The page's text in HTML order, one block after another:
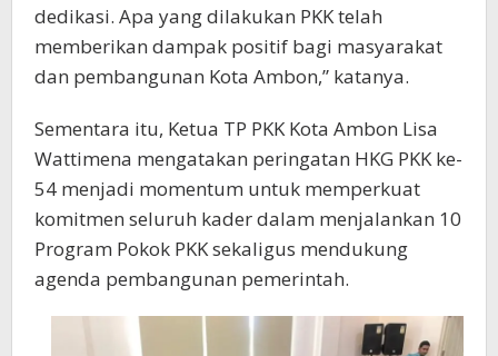
dedikasi. Apa yang dilakukan PKK telah
memberikan dampak positif bagi masyarakat
dan pembangunan Kota Ambon,” katanya.
Sementara itu, Ketua TP PKK Kota Ambon Lisa
Wattimena mengatakan peringatan HKG PKK ke-
54 menjadi momentum untuk memperkuat
komitmen seluruh kader dalam menjalankan 10
Program Pokok PKK sekaligus mendukung
agenda pembangunan pemerintah.